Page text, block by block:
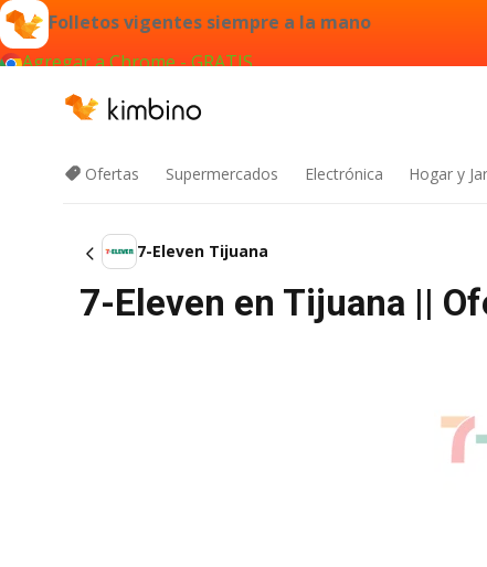
Folletos vigentes siempre a la mano
Agregar a Chrome - GRATIS
Ofertas Supermercados Electrónica Hogar y
7-Eleven Tijuana
7-Eleven en Tijuana ||